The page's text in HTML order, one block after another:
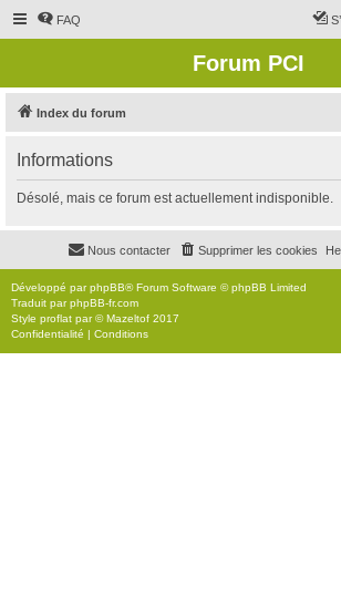
FAQ
Forum PCI
Index du forum
Informations
Désolé, mais ce forum est actuellement indisponible.
Supprimer les cookies
Nous contacter
Développé parphpBB® Forum Software © phpBB Limited
Traduit parphpBB-fr.com
Style proflat par ©Mazeltof 2017
Confidentialité | Conditions